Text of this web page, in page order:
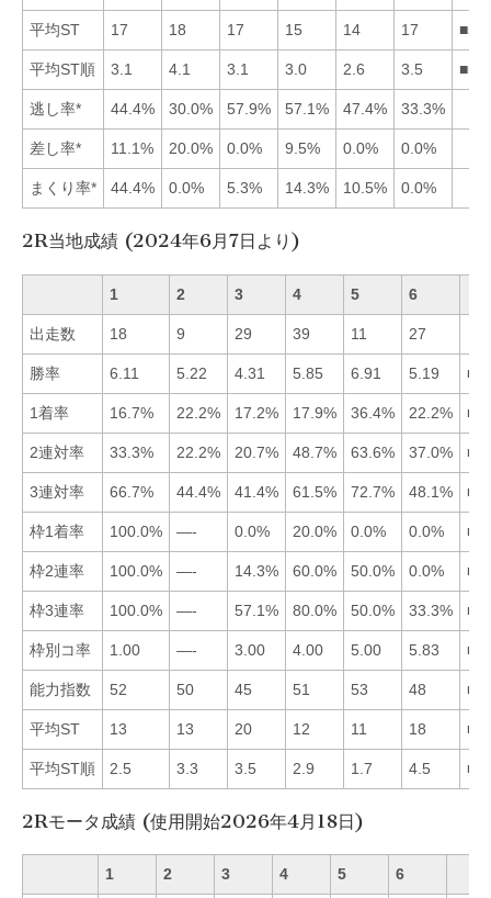
平均ST 17 18 17 15 14 17
平均ST順 3.1 4.1 3.1 3.0 2.6 3.5
逃し率* 44.4% 30.0% 57.9% 57.1% 47.4% 33.3%
差し率* 11.1% 20.0% 0.0% 9.5% 0.0% 0.0%
まくり率* 44.4% 0.0% 5.3% 14.3% 10.5% 0.0%
2R当地成績 (2024年6月7日より)
1 2 3 4 5 6
出走数 18 9 29 39 11 27
勝率 6.11 5.22 4.31 5.85 6.91 5.19
1着率 16.7% 22.2% 17.2% 17.9% 36.4% 22.2%
2連対率 33.3% 22.2% 20.7% 48.7% 63.6% 37.0%
3連対率 66.7% 44.4% 41.4% 61.5% 72.7% 48.1%
枠1着率 100.0% —- 0.0% 20.0% 0.0% 0.0%
枠2連率 100.0% —- 14.3% 60.0% 50.0% 0.0%
枠3連率 100.0% —- 57.1% 80.0% 50.0% 33.3%
枠別コ率 1.00 —- 3.00 4.00 5.00 5.83
能力指数 52 50 45 51 53 48
平均ST 13 13 20 12 11 18
平均ST順 2.5 3.3 3.5 2.9 1.7 4.5
2Rモータ成績 (使用開始2026年4月18日)
1 2 3 4 5 6